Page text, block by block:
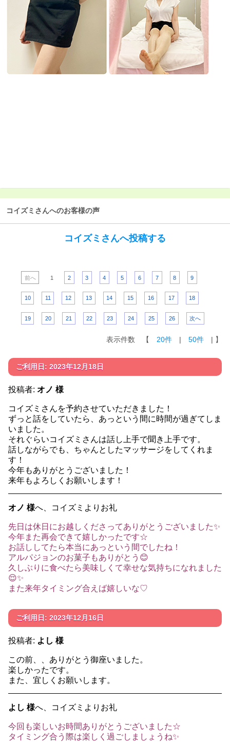
コイズミさんへのお客様の声
コイズミさんへ投稿する
前へ 1 2 3 4 5 6 7 8 9
10 11 12 13 14 15 16 17 18
19 20 21 22 23 24 25 26 次へ
表示件数 【 20件 | 50件 | 】
ご利用日: 2023年12月18日
投稿者: オノ 様
コイズミさんを予約させていただきました！
ずっと話をしていたら、あっという間に時間が過ぎてしま
いました。
それぐらいコイズミさんは話し上手で聞き上手です。
話しながらでも、ちゃんとしたマッサージをしてくれま
す！
今年もありがとうございました！
来年もよろしくお願いします！
オノ 様へ、コイズミよりお礼
先日は休日にお越しくださってありがとうございました✨
今年また再会できて嬉しかったです☆
お話ししてたら本当にあっという間でしたね！
アルパジョンのお菓子もありがとう😊
久しぶりに食べたら美味しくて幸せな気持ちになれました
😌✨
また来年タイミング合えば嬉しいな♡
ご利用日: 2023年12月16日
投稿者: よし 様
この前、、ありがとう御座いました。
楽しかったです。
また、宜しくお願いします。
よし 様へ、コイズミよりお礼
今回も楽しいお時間ありがとうございました☆
タイミング合う際は楽しく過ごしましょうね✨